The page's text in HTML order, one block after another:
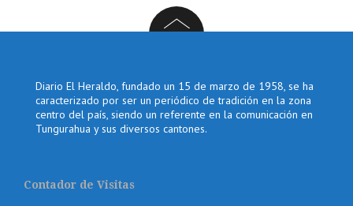
Diario El Heraldo, fundado un 15 de marzo de 1958, se ha
caracterizado por ser un periódico de tradición en la zona
centro del país, siendo un referente en la comunicación en
Tungurahua y sus diversos cantones.
Contador de Visitas